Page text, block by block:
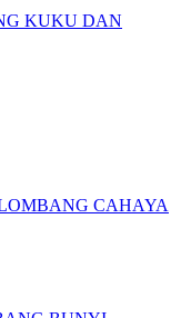
KUKU DAN
CAHAYA